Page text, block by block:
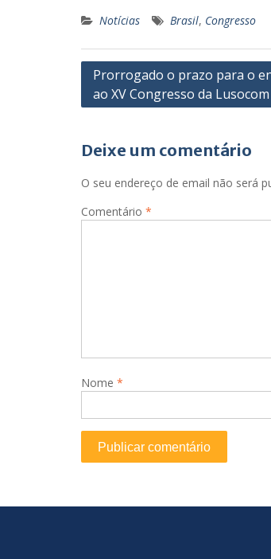
Notícias Brasil, Congresso
Navegação
de
Prorrogado o prazo para o
ao XV Congresso da Lusocom
Deixe um comentário
O seu endereço de email não será
Comentário *
Nome *